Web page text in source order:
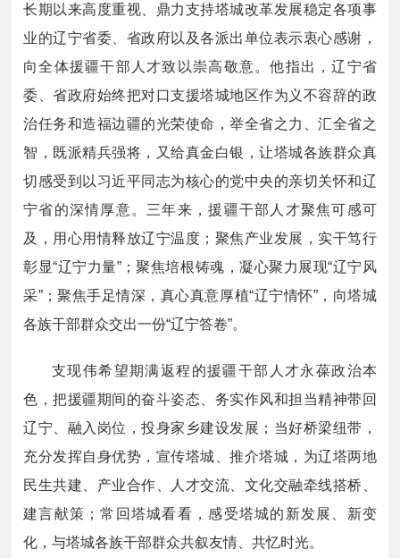
长期以来高度重视、鼎力支持塔城改革发展稳定各项事
业的辽宁省委、省政府以及各派出单位表示衷心感谢，
向全体援疆干部人才致以崇高敬意。他指出，辽宁省
委、省政府始终把对口支援塔城地区作为义不容辞的政
治任务和造福边疆的光荣使命，举全省之力、汇全省之
智，既派精兵强将，又给真金白银，让塔城各族群众真
切感受到以习近平同志为核心的党中央的亲切关怀和辽
宁省的深情厚意。三年来，援疆干部人才聚焦可感可
及，用心用情释放辽宁温度；聚焦产业发展，实干笃行
彰显“辽宁力量”；聚焦培根铸魂，凝心聚力展现“辽宁风
采”；聚焦手足情深，真心真意厚植“辽宁情怀”，向塔城
各族干部群众交出一份“辽宁答卷”。
支现伟希望期满返程的援疆干部人才永葆政治本
色，把援疆期间的奋斗姿态、务实作风和担当精神带回
辽宁、融入岗位，投身家乡建设发展；当好桥梁纽带，
充分发挥自身优势，宣传塔城、推介塔城，为辽塔两地
民生共建、产业合作、人才交流、文化交融牵线搭桥、
建言献策；常回塔城看看，感受塔城的新发展、新变
化，与塔城各族干部群众共叙友情、共忆时光。